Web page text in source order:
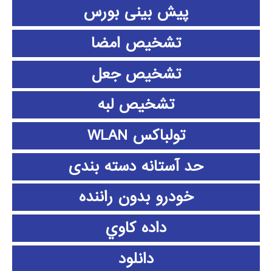
پیش بینی بورس
تشخیص امضا
تشخیص جعل
تشخیص لبه
تولباکس WLAN
حد آستانه دسته بندی
خودرو بدون راننده
داده كاوي
دانلود